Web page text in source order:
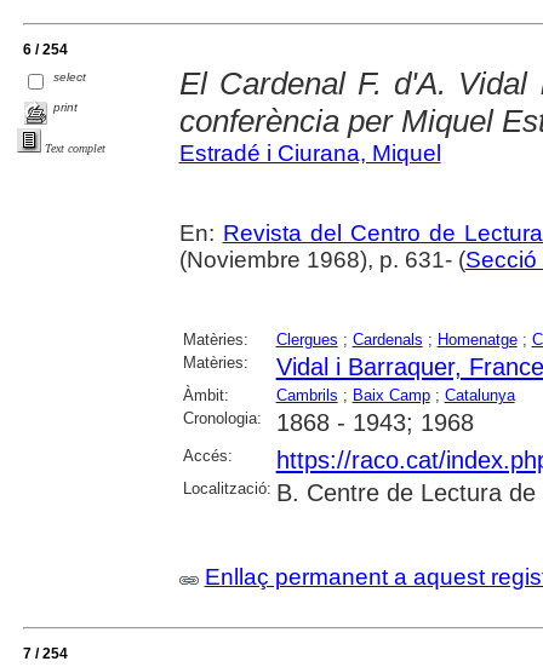
6 / 254
select
print
Text complet
El Cardenal F. d'A.
conferència per Miquel
Estradé i Ciurana, Miquel
En: Revista del Centro de
(Noviembre 1968), p. 631- (Secció
Matèries: Clergues ; Cardenals ; Homenatge;
Matèries:
Vidal i Barraquer,
Àmbit: Cambrils ; Baix Camp; Catalunya
Cronologia:
1868 - 1943; 1968
Accés: https://raco.cat/
Localització: B. Centre de Lectura de
Enllaç permanent a aquest
7 / 254